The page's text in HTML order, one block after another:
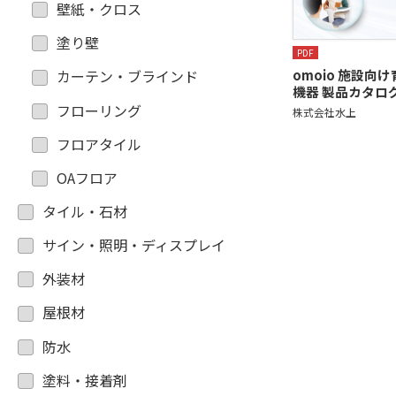
壁紙・クロス
塗り壁
カーテン・ブラインド
フローリング
フロアタイル
OAフロア
タイル・石材
サイン・照明・ディスプレイ
外装材
屋根材
防水
塗料・接着剤
PDF
omoio 施設向け
機器 製品カタロ
株式会社水上